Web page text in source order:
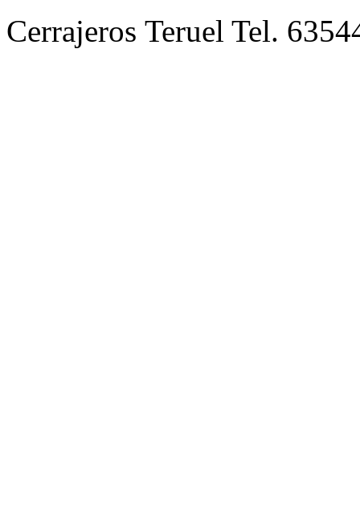
Cerrajeros Teruel Tel.